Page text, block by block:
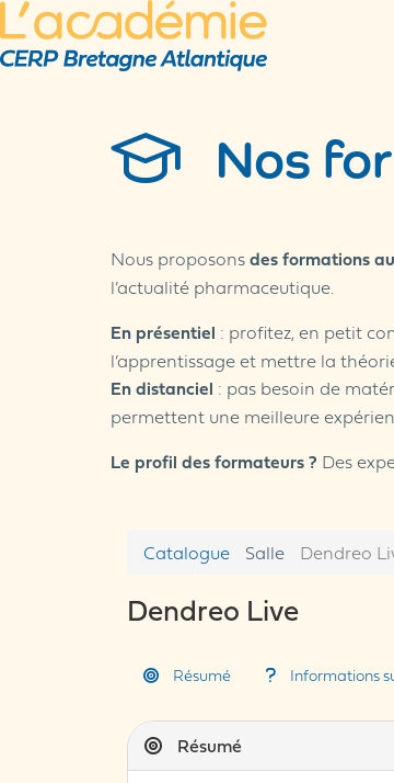
Nos
Nous proposonsdes formations
l’actualité pharmaceutique.
En présentiel : profitez, en petit
l’apprentissage et mettre la
En distanciel : pas besoin de
permettent une meilleure
Le profil des formateurs ? Des
Catalogue Salle Dendreo
Dendreo Live
Résumé Informations
Résumé